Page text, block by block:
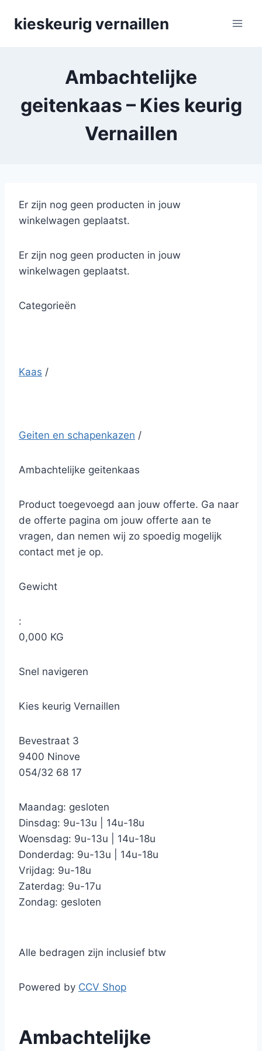
kieskeurig vernaillen
Ambachtelijke
geitenkaas – Kies keurig
Vernaillen
Er zijn nog geen producten in jouw
winkelwagen geplaatst.
Er zijn nog geen producten in jouw
winkelwagen geplaatst.
Categorieën
Kaas /
Geiten en schapenkazen /
Ambachtelijke geitenkaas
Product toegevoegd aan jouw offerte. Ga naar
de offerte pagina om jouw offerte aan te
vragen, dan nemen wij zo spoedig mogelijk
contact met je op.
Gewicht
:
0,000 KG
Snel navigeren
Kies keurig Vernaillen
Bevestraat 3
9400 Ninove
054/32 68 17
Maandag: gesloten
Dinsdag: 9u-13u | 14u-18u
Woensdag: 9u-13u | 14u-18u
Donderdag: 9u-13u | 14u-18u
Vrijdag: 9u-18u
Zaterdag: 9u-17u
Zondag: gesloten
Alle bedragen zijn inclusief btw
Powered by CCV Shop
Ambachtelijke